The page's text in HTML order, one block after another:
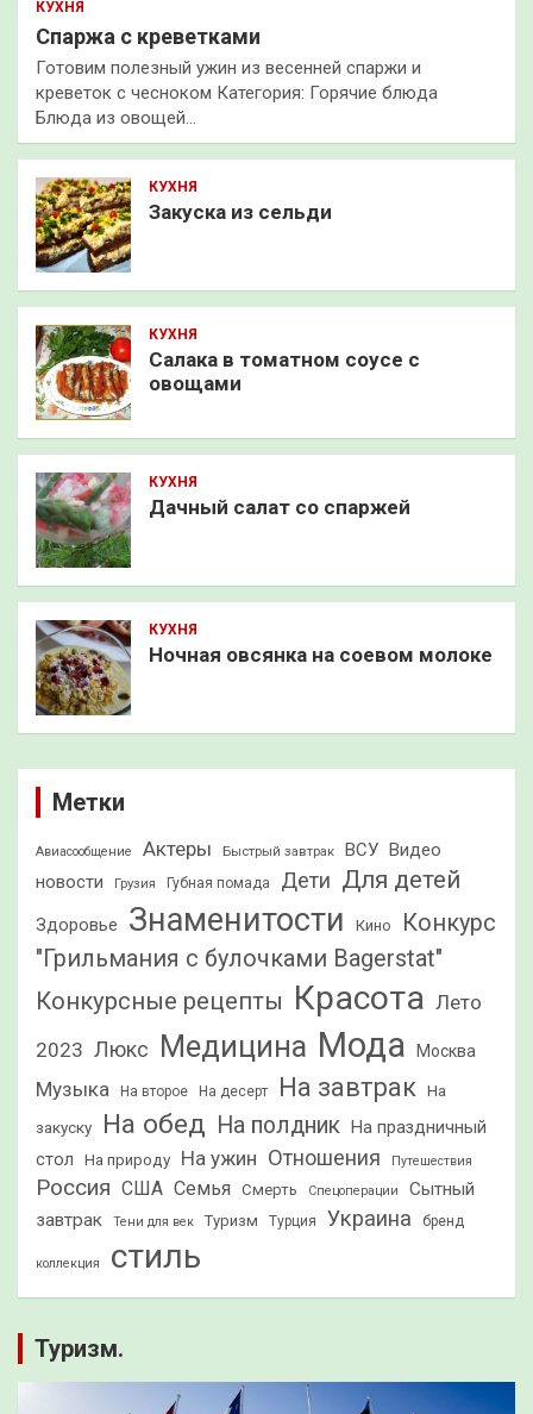
КУХНЯ
Спаржа с креветками
Готовим полезный ужин из весенней спаржи и
креветок с чесноком Категория: Горячие блюда
Блюда из овощей…
КУХНЯ
Закуска из сельди
КУХНЯ
Салака в томатном соусе с
овощами
КУХНЯ
Дачный салат со спаржей
КУХНЯ
Ночная овсянка на соевом молоке
Метки
Авиасообщение Актеры Быстрый завтрак ВСУ Видео
новости
Грузия Губная помада Дети Для детей
Здоровье Знаменитости Кино
Конкурс
"Грильмания с булочками Bagerstat"
Конкурсные рецепты Красота Лето
2023 Люкс Медицина Мода Москва
Музыка На второе На десерт На завтрак На
закуску На обед На полдник На праздничный
стол
На природу На ужин Отношения Путешествия
Россия США Семья Смерть Спецоперации
Сытный
завтрак
Тени для век Туризм Турция Украина бренд
коллекция стиль
Туризм.